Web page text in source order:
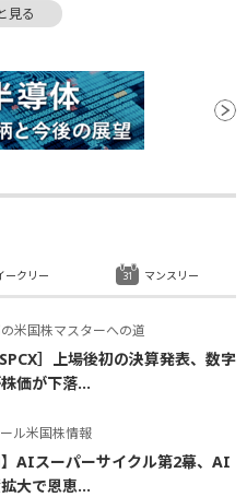
邦公開市場委員会
見る
米国株マスターへの道
］上場後初の決算発表、数字
価が下落...
ル米国株情報
】AIスーパーサイクル第2幕、AI
大で恩恵...
ークリー マンスリー